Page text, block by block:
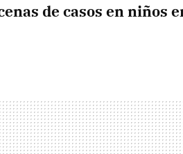
de casos en niños